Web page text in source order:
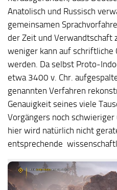
Anatolisch und Russisch
gemeinsamen
der Zeit und Verwandtschaft
weniger kann auf schriftliche
werden. Da selbst Proto-
etwa 3400 v. Chr.
genannten Verfahren
Genauigkeit seines viele
Vorgängers noch
hier wird natürlich nicht
entsprechende